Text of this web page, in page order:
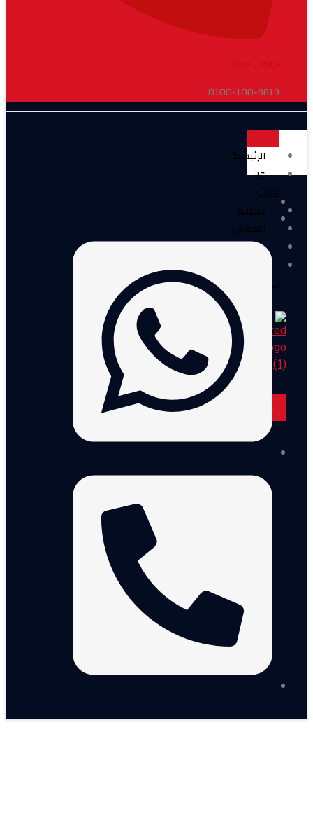
0100-100-8819
الرئيسية
عن
الثلاثي
خدماتنا
المعرض
المدونة
بنا
X